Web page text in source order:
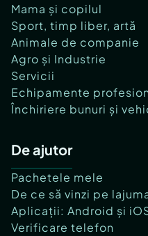
Mama și copilul
Sport, timp liber, artă
Animale de companie
Agro și Industrie
Servicii
Echipamente
Închiriere bunuri și
De ajutor
Pachetele mele
De ce să vinzi pe
Aplicații: Android și
Verificare telefon